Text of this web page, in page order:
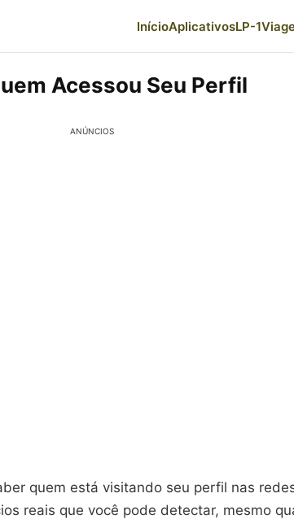
InícioAplicativosLP-1
Acessou Seu Perfil
ANÚNCIOS
quem está visitando seu perfil nas
reais que você pode detectar, mesmo